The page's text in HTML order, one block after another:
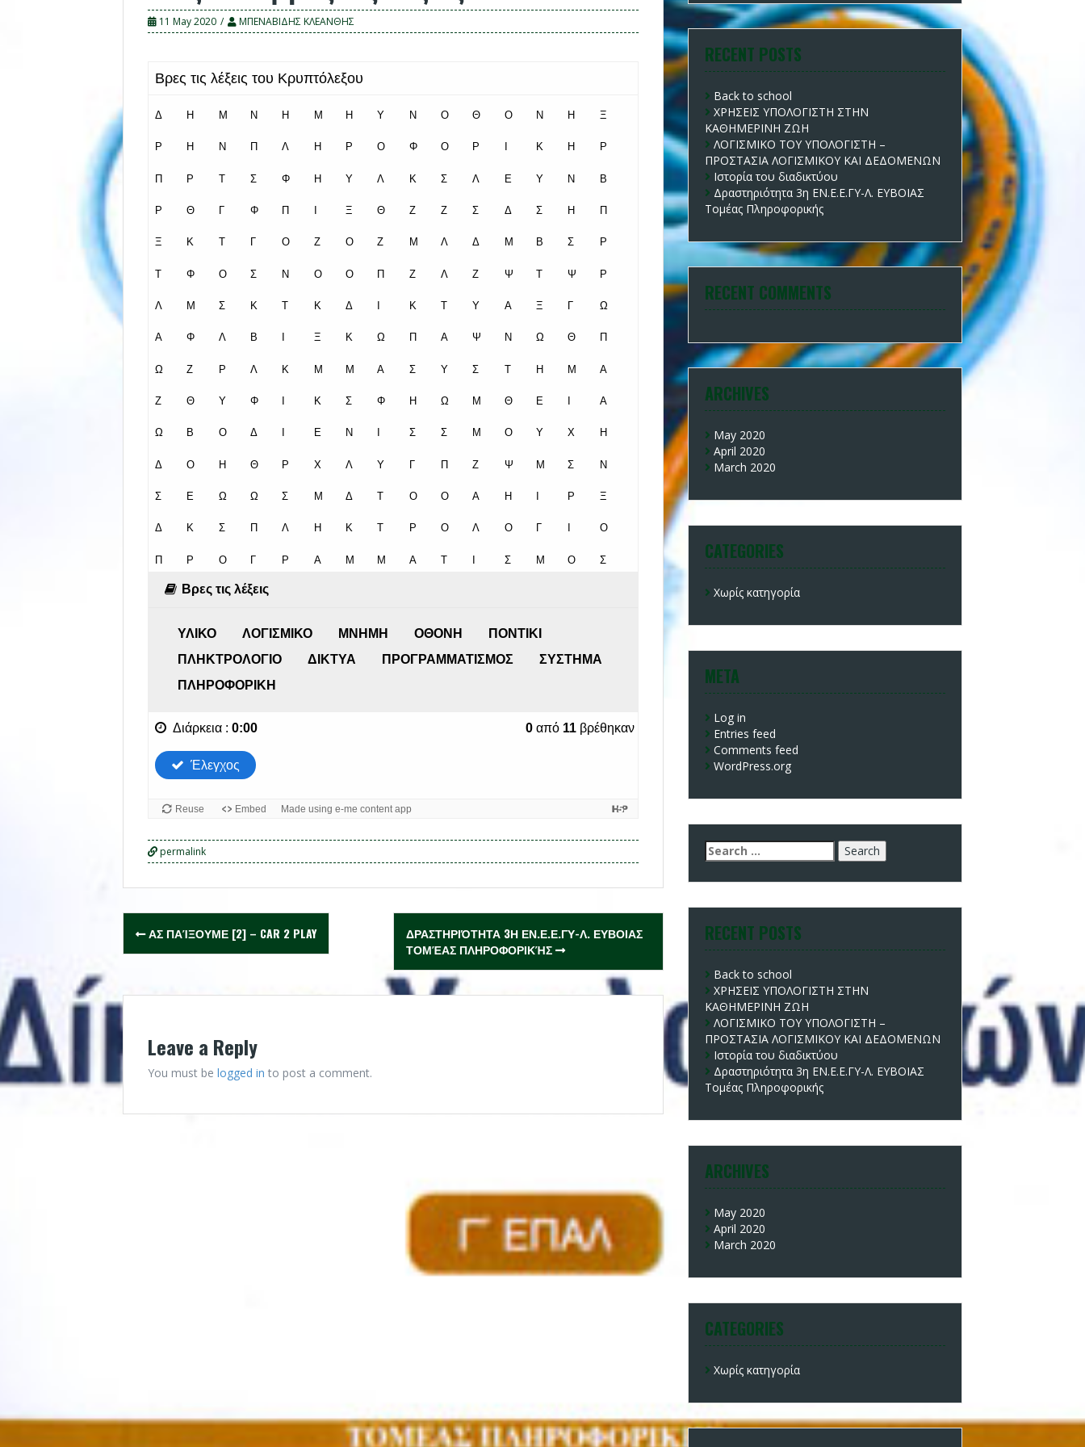
11 May 2020 ΜΠΕΝΑΒΙΔΗΣ ΚΛΕΑΝΘΗΣ
permalink
Post
navigation
ΑΣ ΠΑΊΞΟΥΜΕ [2] – CAR 2 PLAY
ΔΡΑΣΤΗΡΙΌΤΗΤΑ 3Η ΕΝ.Ε.Ε.ΓΥ-Λ. ΕΥΒΟΙΑΣ
ΤΟΜΈΑΣ ΠΛΗΡΟΦΟΡΙΚΉΣ
Leave a Reply
You must be logged in to post a comment.
RECENT POSTS
Back to school
ΧΡΗΣΕΙΣ ΥΠΟΛΟΓΙΣΤΗ ΣΤΗΝ
ΚΑΘΗΜΕΡΙΝΗ ΖΩΗ
ΛΟΓΙΣΜΙΚΟ ΤΟΥ ΥΠΟΛΟΓΙΣΤΗ –
ΠΡΟΣΤΑΣΙΑ ΛΟΓΙΣΜΙΚΟΥ ΚΑΙ ΔΕΔΟΜΕΝΩΝ
Ιστορία του διαδικτύου
Δραστηριότητα 3η ΕΝ.Ε.Ε.ΓΥ-Λ. ΕΥΒΟΙΑΣ
Τομέας Πληροφορικής
RECENT COMMENTS
ARCHIVES
May 2020
April 2020
March 2020
CATEGORIES
Χωρίς κατηγορία
META
Log in
Entries feed
Comments feed
WordPress.org
Search
for:
RECENT POSTS
Back to school
ΧΡΗΣΕΙΣ ΥΠΟΛΟΓΙΣΤΗ ΣΤΗΝ
ΚΑΘΗΜΕΡΙΝΗ ΖΩΗ
ΛΟΓΙΣΜΙΚΟ ΤΟΥ ΥΠΟΛΟΓΙΣΤΗ –
ΠΡΟΣΤΑΣΙΑ ΛΟΓΙΣΜΙΚΟΥ ΚΑΙ ΔΕΔΟΜΕΝΩΝ
Ιστορία του διαδικτύου
Δραστηριότητα 3η ΕΝ.Ε.Ε.ΓΥ-Λ. ΕΥΒΟΙΑΣ
Τομέας Πληροφορικής
ARCHIVES
May 2020
April 2020
March 2020
CATEGORIES
Χωρίς κατηγορία